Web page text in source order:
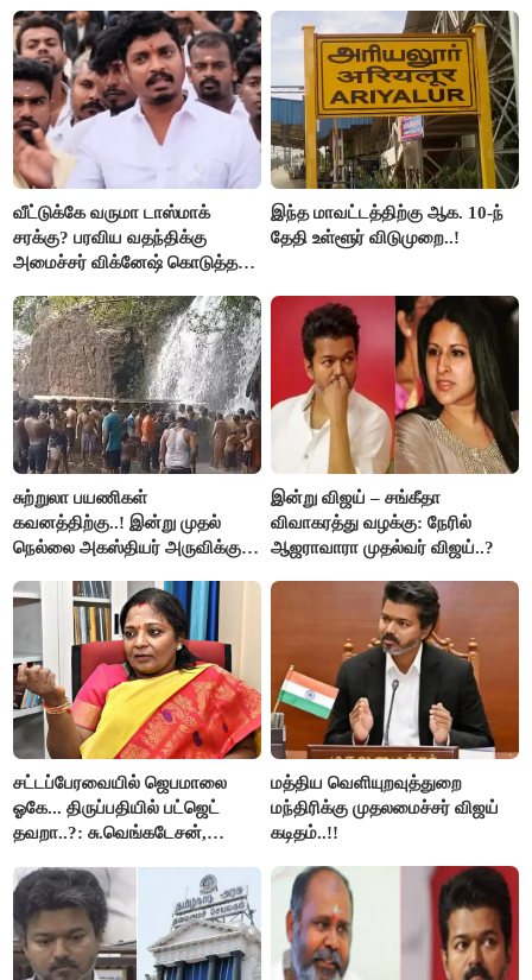
வீட்டுக்கே வருமா டாஸ்மாக்
சரக்கு? பரவிய வதந்திக்கு
அமைச்சர் விக்னேஷ் கொடுத்த
இந்த மாவட்டத்திற்கு ஆக. 10-ந்
தேதி உள்ளூர் விடுமுறை..!
சுற்றுலா பயணிகள்
கவனத்திற்கு..! இன்று முதல்
நெல்லை அகஸ்தியர் அருவிக்கு
இன்று விஜய் – சங்கீதா
விவாகரத்து வழக்கு: நேரில்
ஆஜராவாரா முதல்வர் விஜய்..?
சட்டப்பேரவையில் ஜெபமாலை
ஓகே... திருப்பதியில் பட்ஜெட்
தவறா..?: சு.வெங்கடேசன்,
கேள்வி..!
மத்திய வெளியுறவுத்துறை
மந்திரிக்கு முதலமைச்சர் விஜய்
கடிதம்..!!